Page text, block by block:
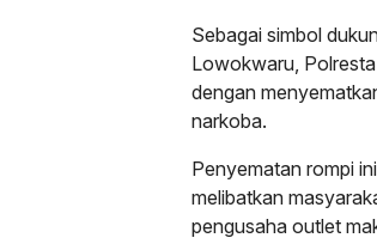
Sebagai simbol
Lowokwaru,
dengan
narkoba.
Penyematan rompi
melibatkan
pengusaha outlet